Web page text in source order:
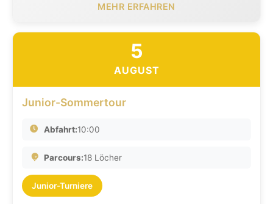
MEHR ERFAHREN
5
AUGUST
Junior-Sommertour
Abfahrt:10:00
Parcours:18 Löcher
Junior-Turniere